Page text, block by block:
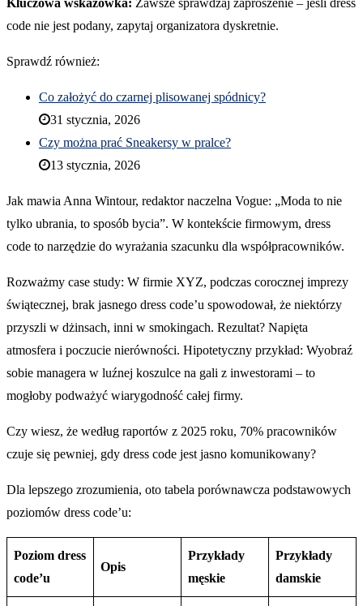
code nie jest podany, zapytaj organizatora dyskretnie.
Sprawdź również:
Co założyć do czarnej plisowanej spódnicy?
31 stycznia, 2026
Czy można prać Sneakersy w pralce?
13 stycznia, 2026
Jak mawia Anna Wintour, redaktor naczelna Vogue: „Moda to nie
tylko ubrania, to sposób bycia”. W kontekście firmowym, dress
code to narzędzie do wyrażania szacunku dla współpracowników.
Rozważmy case study: W firmie XYZ, podczas corocznej imprezy
świątecznej, brak jasnego dress code’u spowodował, że niektórzy
przyszli w dżinsach, inni w smokingach. Rezultat? Napięta
atmosfera i poczucie nierówności. Hipotetyczny przykład: Wyobraź
sobie managera w luźnej koszulce na gali z inwestorami – to
mogłoby podważyć wiarygodność całej firmy.
Czy wiesz, że według raportów z 2025 roku, 70% pracowników
czuje się pewniej, gdy dress code jest jasno komunikowany?
Dla lepszego zrozumienia, oto tabela porównawcza podstawowych
poziomów dress code’u:
Poziom dress
code’u
Opis
Przykłady
męskie
Przykłady
damskie